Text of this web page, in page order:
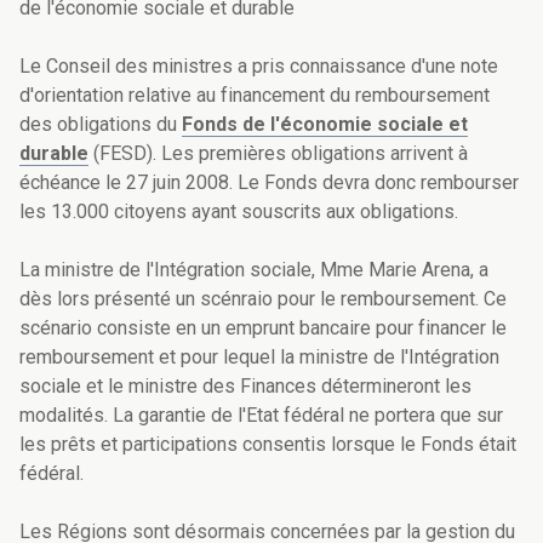
de l'économie sociale et durable
Le Conseil des ministres a pris connaissance d'une note
d'orientation relative au financement du remboursement
des obligations du Fonds de l'économie sociale et
durable (FESD). Les premières obligations arrivent à
échéance le 27 juin 2008. Le Fonds devra donc rembourser
les 13.000 citoyens ayant souscrits aux obligations.
La ministre de l'Intégration sociale, Mme Marie Arena, a
dès lors présenté un scénraio pour le remboursement. Ce
scénario consiste en un emprunt bancaire pour financer le
remboursement et pour lequel la ministre de l'Intégration
sociale et le ministre des Finances détermineront les
modalités. La garantie de l'Etat fédéral ne portera que sur
les prêts et participations consentis lorsque le Fonds était
fédéral.
Les Régions sont désormais concernées par la gestion du